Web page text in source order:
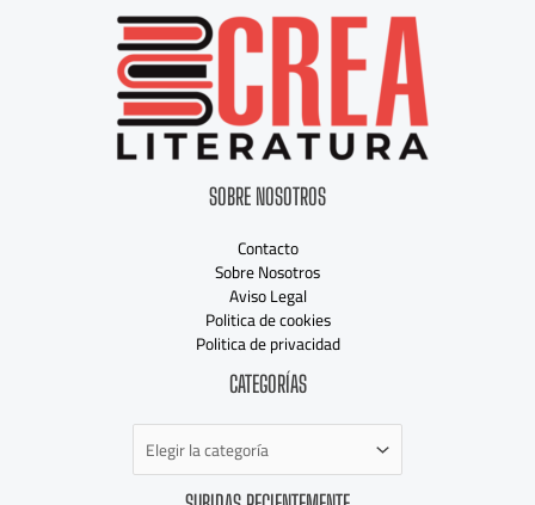
SOBRE NOSOTROS
Contacto
Sobre Nosotros
Aviso Legal
Politica de cookies
Politica de privacidad
CATEGORÍAS